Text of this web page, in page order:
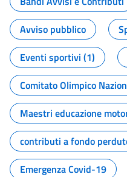
Avviso pubblico
Eventi sportivi (1)
Comitato Olimpico
Maestri educazione
contributi a fondo
Emergenza Covid-19